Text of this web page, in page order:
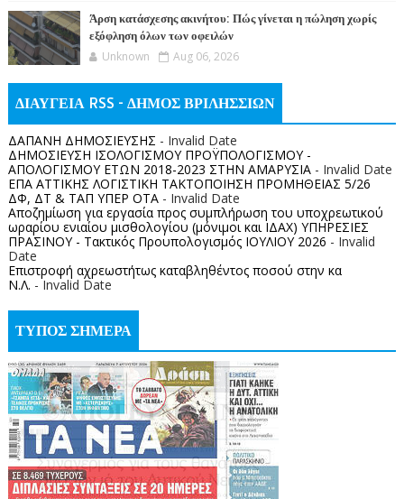
Άρση κατάσχεσης ακινήτου: Πώς γίνεται η πώληση χωρίς
εξόφληση όλων των οφειλών
Unknown Aug 06, 2026
ΔΙΑΥΓΕΙΑ RSS - ΔΗΜΟΣ ΒΡΙΛΗΣΣΙΩΝ
ΔΑΠΑΝΗ ΔΗΜΟΣΙΕΥΣΗΣ - Invalid Date
ΔΗΜΟΣΙΕΥΣΗ ΙΣΟΛΟΓΙΣΜΟΥ ΠΡΟΫΠΟΛΟΓΙΣΜΟΥ -
ΑΠΟΛΟΓΙΣΜΟΥ ΕΤΩΝ 2018-2023 ΣΤΗΝ ΑΜΑΡΥΣΙΑ- Invalid Date
ΕΠΑ ΑΤΤΙΚΗΣ ΛΟΓΙΣΤΙΚΗ ΤΑΚΤΟΠΟΙΗΣΗ ΠΡΟΜΗΘΕΙΑΣ 5/26
ΔΦ, ΔΤ & ΤΑΠ ΥΠΕΡ ΟΤΑ- Invalid Date
Αποζημίωση για εργασία προς συμπλήρωση του υποχρεωτικού
ωραρίου ενιαίου μισθολογίου (μόνιμοι και ΙΔΑΧ) ΥΠΗΡΕΣΙΕΣ
ΠΡΑΣΙΝΟΥ - Τακτικός Προυπολογισμός ΙΟΥΛΙΟΥ 2026 - Invalid
Date
Επιστροφή αχρεωστήτως καταβληθέντος ποσoύ στην κα
Ν.Λ. - Invalid Date
ΤΥΠΟΣ ΣΗΜΕΡΑ